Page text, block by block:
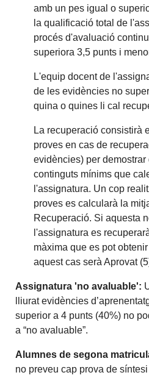
amb un pes igual o
la qualificació total de
procés d'avaluació
superiora 3,5 punts i
L'equip docent de
de les evidències no
quina o quines li cal
La recuperació consistirà
proves en cas de
evidències) per
continguts mínims que
l'assignatura. Un cop
proves es calcularà la
Recuperació. Si aquesta
l'assignatura es
màxima que es pot
aquest cas serà Aprovat
Assignatura 'no avaluable':
lliurat evidències
superior a 4 punts (40%) no
a “no avaluable”.
Alumnes de segona
no preveu cap prova de